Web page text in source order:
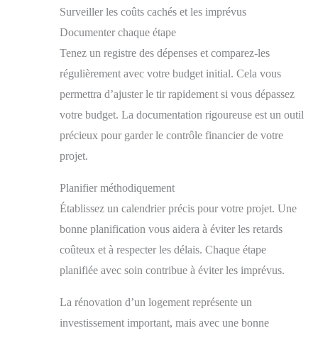
Surveiller les coûts cachés et les imprévus
Documenter chaque étape
Tenez un registre des dépenses et comparez-les
régulièrement avec votre budget initial. Cela vous
permettra d’ajuster le tir rapidement si vous dépassez
votre budget. La documentation rigoureuse est un outil
précieux pour garder le contrôle financier de votre
projet.
Planifier méthodiquement
Établissez un calendrier précis pour votre projet. Une
bonne planification vous aidera à éviter les retards
coûteux et à respecter les délais. Chaque étape
planifiée avec soin contribue à éviter les imprévus.
La rénovation d’un logement représente un
investissement important, mais avec une bonne